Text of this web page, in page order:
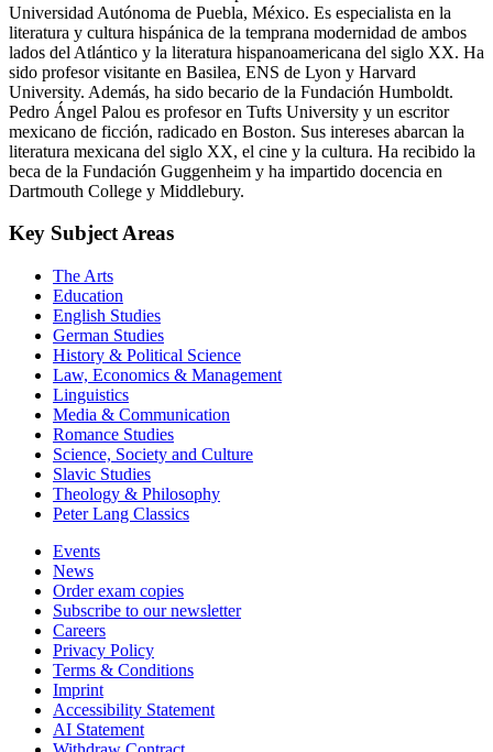
Universidad Autónoma de Puebla, México. Es especialista en la
literatura y cultura hispánica de la temprana modernidad de ambos
lados del Atlántico y la literatura hispanoamericana del siglo XX. Ha
sido profesor visitante en Basilea, ENS de Lyon y Harvard
University. Además, ha sido becario de la Fundación Humboldt.
Pedro Ángel Palou es profesor en Tufts University y un escritor
mexicano de ficción, radicado en Boston. Sus intereses abarcan la
literatura mexicana del siglo XX, el cine y la cultura. Ha recibido la
beca de la Fundación Guggenheim y ha impartido docencia en
Dartmouth College y Middlebury.
Key Subject Areas
The Arts
Education
English Studies
German Studies
History & Political Science
Law, Economics & Management
Linguistics
Media & Communication
Romance Studies
Science, Society and Culture
Slavic Studies
Theology & Philosophy
Peter Lang Classics
Events
News
Order exam copies
Subscribe to our newsletter
Careers
Privacy Policy
Terms & Conditions
Imprint
Accessibility Statement
AI Statement